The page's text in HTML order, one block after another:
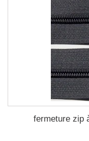
fermeture zip